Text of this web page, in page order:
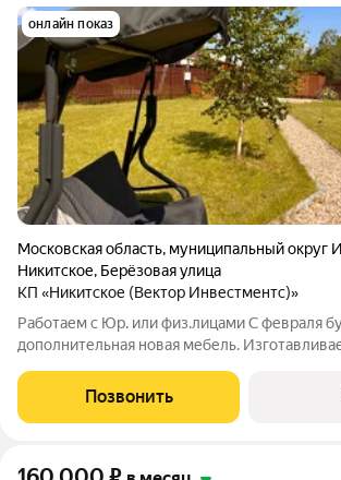
онлайн показ
Московская область, муниципальный округ
Никитское, Берёзовая улица
КП «Никитское (Вектор Инвестментс)»
Работаем с Юр. или физ.лицами С февраля
дополнительная новая мебель.
угловой. Минимум людей. Максимум вида.
отдельно (При аренде от 2х
Позвонить